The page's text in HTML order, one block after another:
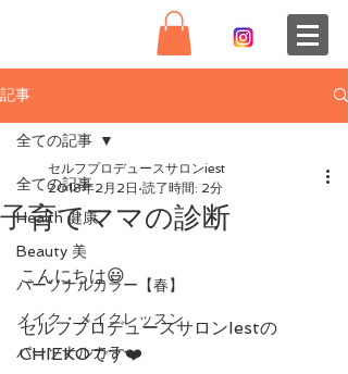
記事
全ての記事
Health 健康
Beauty 美
パーソナルカラー【春】
メイク・メイクレッスン
パーソナルカラー
全ての記事
子育てママの診断
セルフプロデュースサロンiest
2018年2月2日 読了時間: 2分
こんにちは😃
セルフプロデュースサロンIestの
CHIEKOです❤️